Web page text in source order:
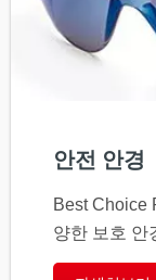
안전 안경
Best Choice
양한 보호 안